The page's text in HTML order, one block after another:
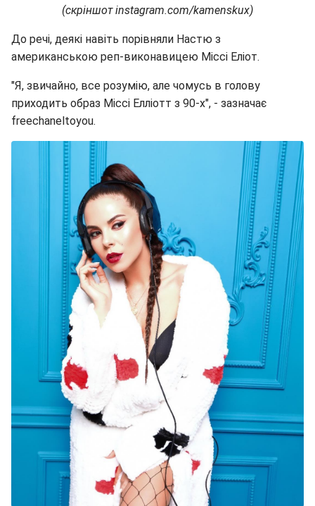
(скріншот instagram.com/kamenskux)
До речі, деякі навіть порівняли Настю з
американською реп-виконавицею Міссі Еліот.
"Я, звичайно, все розумію, але чомусь в голову
приходить образ Міссі Елліотт з 90-х", - зазначає
freechaneltoyou.